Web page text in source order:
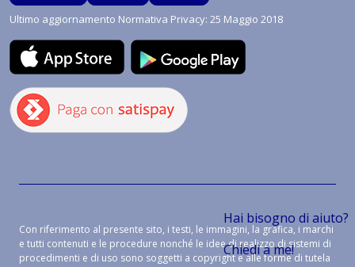
Hai bisogno di aiuto?
Chiedi a me!
Ultimo aggiornamento Normativa Privacy: 25 Maggio 2018
Con riferimento al presente sito, i testi, le immagini, la grafica, i marchi
e tutti contenuti e le procedure nonché le idee di realizzo di sistemi di
procedimenti e di uso sono soggetti a copyright e alle forme di tutela